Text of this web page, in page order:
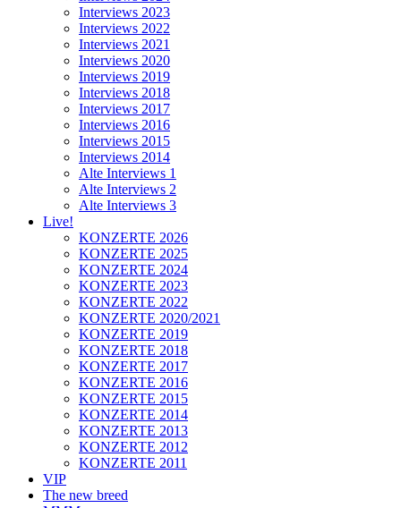
Interviews 2023
Interviews 2022
Interviews 2021
Interviews 2020
Interviews 2019
Interviews 2018
Interviews 2017
Interviews 2016
Interviews 2015
Interviews 2014
Alte Interviews 1
Alte Interviews 2
Alte Interviews 3
Live!
KONZERTE 2026
KONZERTE 2025
KONZERTE 2024
KONZERTE 2023
KONZERTE 2022
KONZERTE 2020/2021
KONZERTE 2019
KONZERTE 2018
KONZERTE 2017
KONZERTE 2016
KONZERTE 2015
KONZERTE 2014
KONZERTE 2013
KONZERTE 2012
KONZERTE 2011
VIP
The new breed